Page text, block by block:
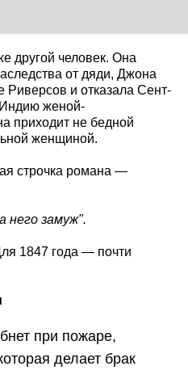
другой человек. Она
от дяди, Джона
и отказала Сент-
женой-
приходит не бедной
женщиной.
строчка романа —
него замуж".
1847 года — почти
при пожаре,
делает брак